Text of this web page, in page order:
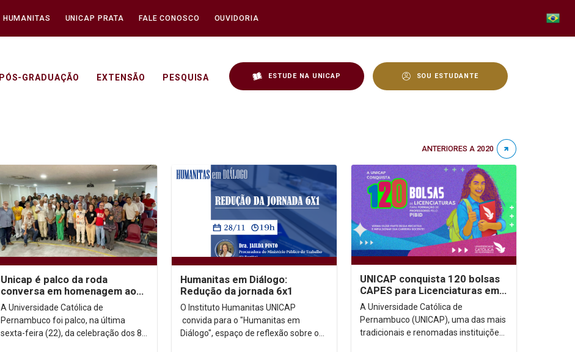
HUMANITAS UNICAP PRATA FALE CONOSCO OUVIDORIA
PÓS-GRADUAÇÃO EXTENSÃO PESQUISA ESTUDE NA UNICAP SOU ESTUDANTE
ANTERIORES A 2020
Unicap é palco da roda
conversa em homenagem aos
80 anos de Marcelo Barros e
às Teologias da...
A Universidade Católica de
Pernambuco foi palco, na última
sexta-feira (22), da celebração dos 80
Humanitas em Diálogo:
Redução da jornada 6x1
O Instituto Humanitas UNICAP
convida para o "Humanitas em
Diálogo", espaço de reflexão sobre os
UNICAP conquista 120 bolsas
CAPES para Licenciaturas em
2025
A Universidade Católica de
Pernambuco (UNICAP), uma das mais
tradicionais e renomadas instituições